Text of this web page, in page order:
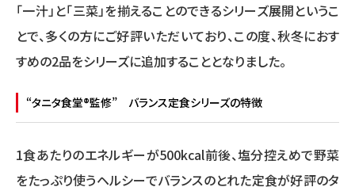
「一汁」と「三菜」を揃えることのできるシリーズ展開というこ
とで、多くの方にご好評いただいており、この度、秋冬におす
すめの2品をシリーズに追加することとなりました。
“タニタ食堂®監修” バランス定食シリーズの特徴
1食あたりのエネルギーが500kcal前後、塩分控えめで野菜
をたっぷり使うヘルシーでバランスのとれた定食が好評のタ